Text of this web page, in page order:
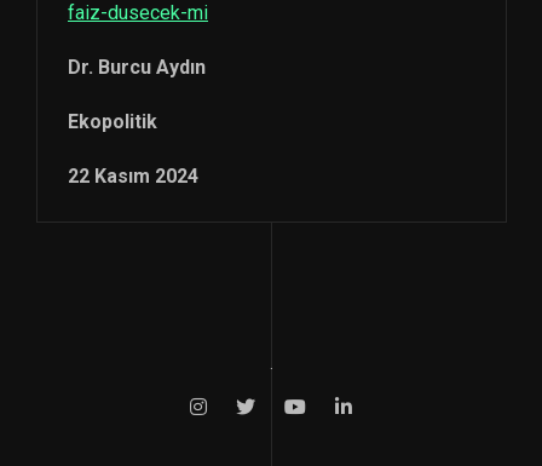
faiz-dusecek-mi
Dr. Burcu Aydın
Ekopolitik
22 Kasım 2024